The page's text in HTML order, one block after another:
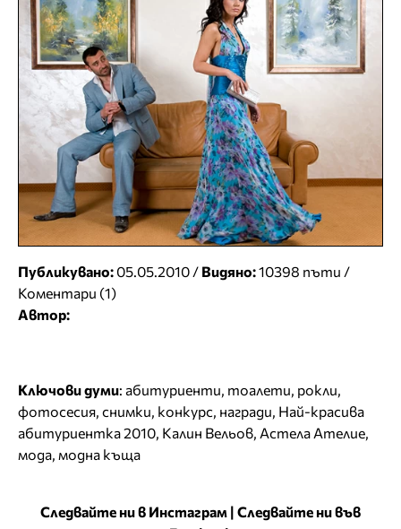
Публикувано: 05.05.2010 / Видяно:10398 пъти /
Коментари (1)
Автор:
Ключови думи: абитуриенти, тоалети, рокли,
фотосесия, снимки, конкурс, награди, Най-красива
абитуриентка 2010, Калин Вельов, Астела Ателие,
мода, модна къща
Следвайте ни в Инстаграм | Следвайте ни във